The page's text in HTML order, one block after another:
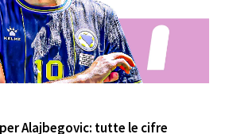
Alajbegovic: tutte le cifre